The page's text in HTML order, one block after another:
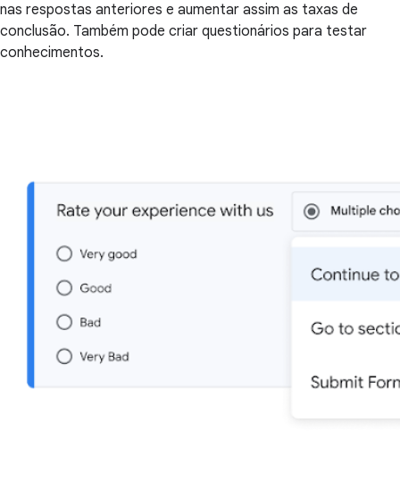
nas respostas anteriores e aumentar assim as taxas de
conclusão. Também pode criar questionários para testar
conhecimentos.